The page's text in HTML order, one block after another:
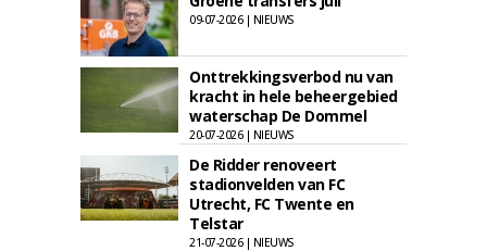
09-07-2026 | NIEUWS
Onttrekkingsverbod nu van
kracht in hele beheergebied
waterschap De Dommel
20-07-2026 | NIEUWS
De Ridder renoveert
stadionvelden van FC
Utrecht, FC Twente en
Telstar
21-07-2026 | NIEUWS